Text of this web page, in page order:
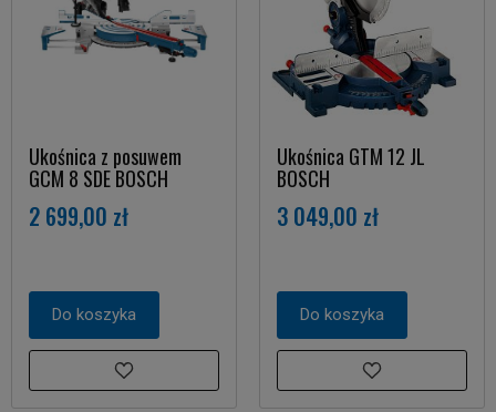
Ukośnica z posuwem
GCM 8 SDE BOSCH
2 699,00 zł
Do koszyka
Ukośnica GTM 12 JL
BOSCH
3 049,00 zł
Do koszyka